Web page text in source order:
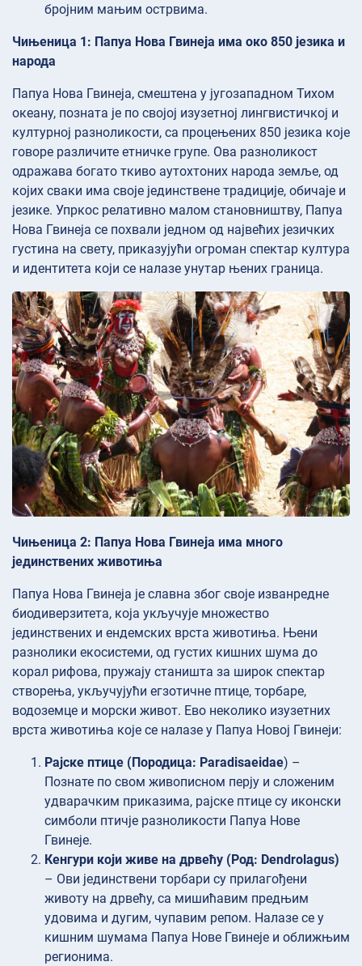
бројним мањим острвима.
Чињеница 1: Папуа Нова Гвинеја има око 850 језика и
народа
Папуа Нова Гвинеја, смештена у југозападном Тихом
океану, позната је по својој изузетној лингвистичкој и
културној разноликости, са процењених 850 језика које
говоре различите етничке групе. Ова разноликост
одражава богато ткиво аутохтоних народа земље, од
којих сваки има своје јединствене традиције, обичаје и
језике. Упркос релативно малом становништву, Папуа
Нова Гвинеја се похвали једном од највећих језичких
густина на свету, приказујући огроман спектар култура
и идентитета који се налазе унутар њених граница.
Чињеница 2: Папуа Нова Гвинеја има много
јединствених животиња
Папуа Нова Гвинеја је славна због своје изванредне
биодиверзитета, која укључује множество
јединствених и ендемских врста животиња. Њени
разнолики екосистеми, од густих кишних шума до
корал рифова, пружају станишта за широк спектар
створења, укључујући егзотичне птице, торбаре,
водоземце и морски живот. Ево неколико изузетних
врста животиња које се налазе у Папуа Новој Гвинеји:
Рајске птице (Породица: Paradisaeidae) –
Познате по свом живописном перју и сложеним
удварачким приказима, рајске птице су иконски
симболи птичје разноликости Папуа Нове
Гвинеје.
Кенгури који живе на дрвећу (Род: Dendrolagus)
– Ови јединствени торбари су прилагођени
животу на дрвећу, са мишићавим предњим
удовима и дугим, чупавим репом. Налазе се у
кишним шумама Папуа Нове Гвинеје и оближњим
регионима.